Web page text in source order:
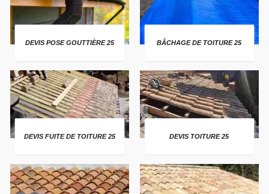
DEVIS POSE GOUTTIÈRE 25 BÂCHAGE DE TOITURE 25
DEVIS FUITE DE TOITURE 25 DEVIS TOITURE 25